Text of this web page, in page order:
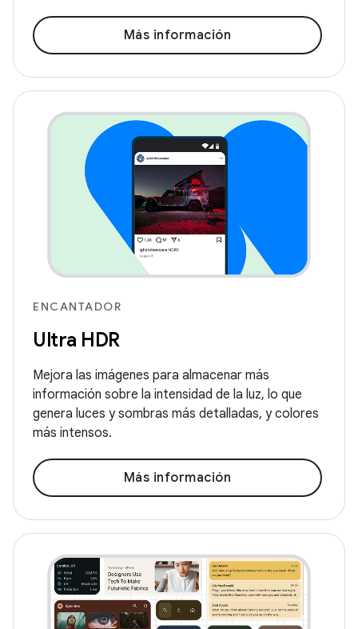
Más información
ENCANTADOR
Ultra HDR
Mejora las imágenes para almacenar más
información sobre la intensidad de la luz, lo que
genera luces y sombras más detalladas, y colores
más intensos.
Más información